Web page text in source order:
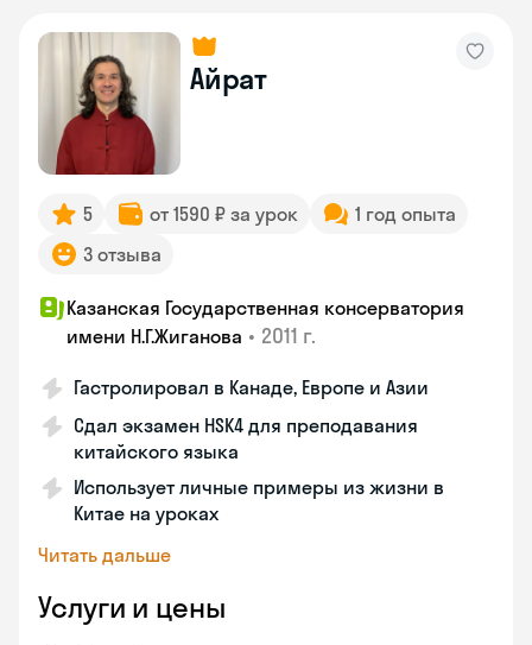
Айрат
5 от 1590 ₽ за урок
1 год опыта
3 отзыва
Казанская Государственная консерватория
имени Н.Г.Жиганова • 2011 г.
Гастролировал в Канаде, Европе и Азии
Сдал экзамен HSK4 для преподавания
китайского языка
Использует личные примеры из жизни в
Китае на уроках
Читать дальше
Услуги и цены